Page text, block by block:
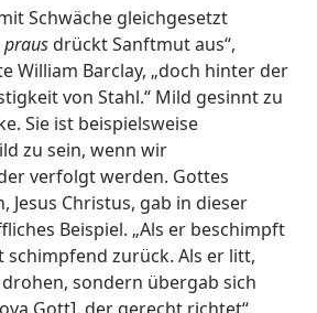
Schwäche gleichgesetzt
prausdrückt Sanftmut aus“,
William Barclay, „doch hinter der
von Stahl.“ Mild gesinnt zu
Sie ist beispielsweise
zu sein, wenn wir
verfolgt werden. Gottes
Jesus Christus, gab in dieser
Beispiel. „Als er beschimpft
zurück. Als er litt,
sondern übergab sich